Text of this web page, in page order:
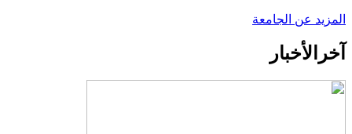
المزيد عن الجامعة
آخر الأخبار